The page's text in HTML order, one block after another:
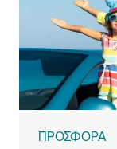
ΠΡΟΣΦΟΡΑ